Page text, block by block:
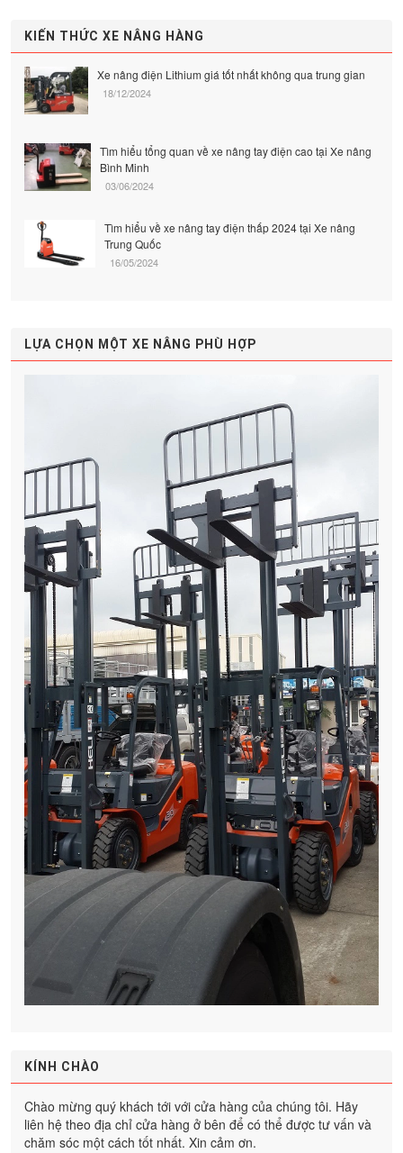
KIẾN THỨC XE NÂNG HÀNG
Xe nâng điện Lithium giá tốt nhất không qua trung gian
18/12/2024
Tìm hiểu tổng quan về xe nâng tay điện cao tại Xe nâng
Bình Minh
03/06/2024
Tìm hiểu về xe nâng tay điện thấp 2024 tại Xe nâng
Trung Quốc
16/05/2024
LỰA CHỌN MỘT XE NÂNG PHÙ HỢP
KÍNH CHÀO
Chào mừng quý khách tới với cửa hàng của chúng tôi. Hãy
liên hệ theo địa chỉ cửa hàng ở bên để có thể được tư vấn và
chăm sóc một cách tốt nhất. Xin cảm ơn.